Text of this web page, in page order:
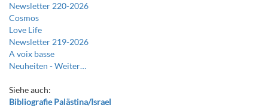
Newsletter 220-2026
Cosmos
Love Life
Newsletter 219-2026
A voix basse
Neuheiten -Weiter…
Siehe auch:
Bibliografie Palästina/Israel